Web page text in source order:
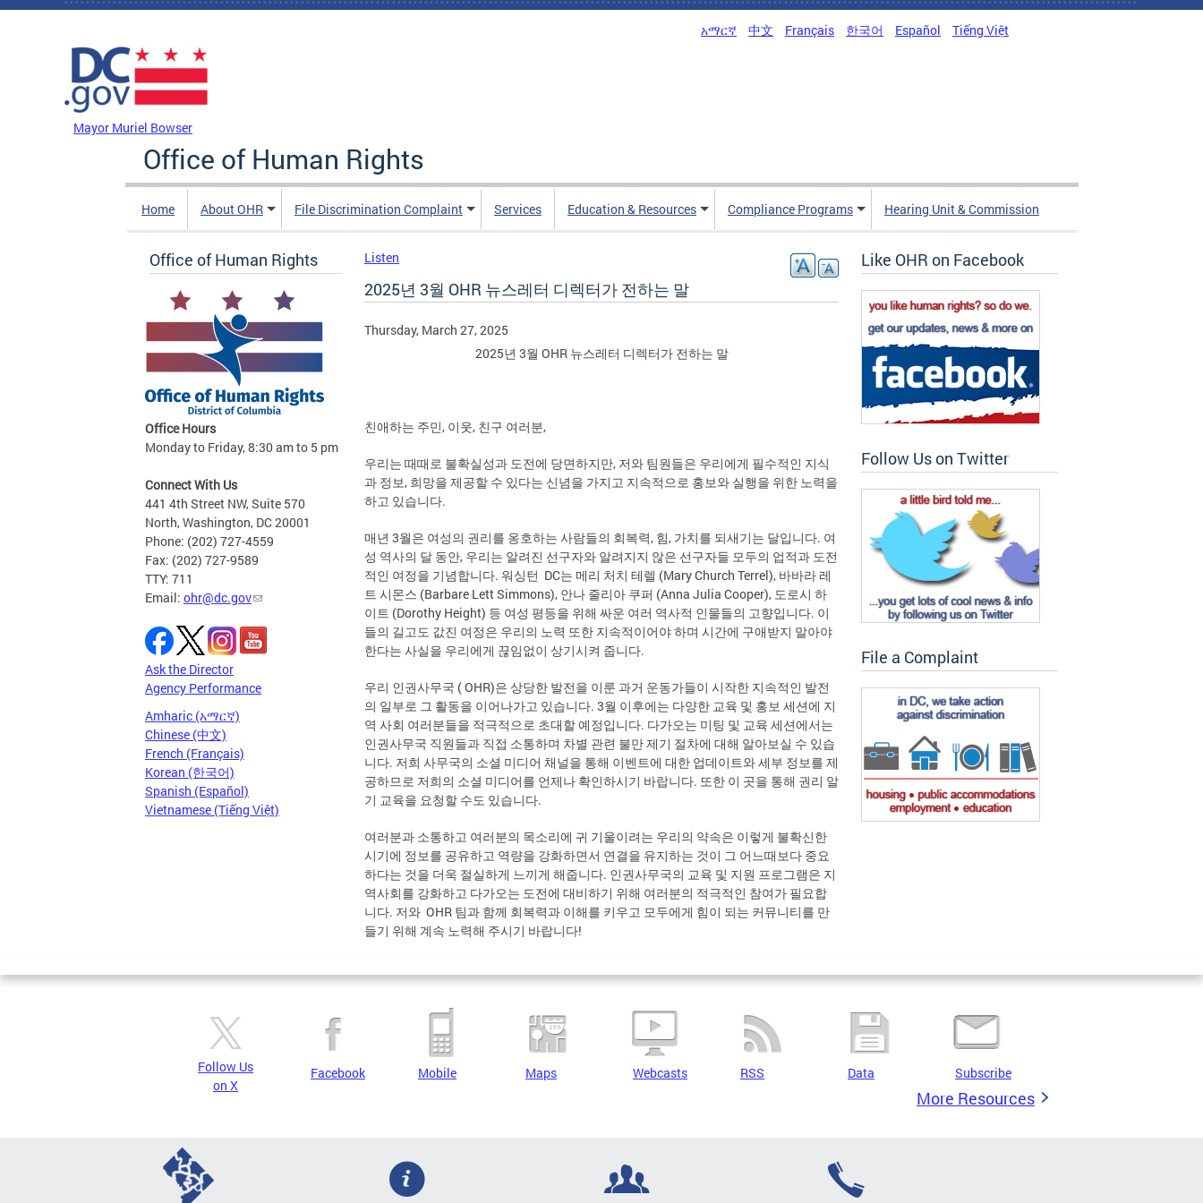
Skip to main content
አማርኛ 中文 Français 한국어 Español Tiếng Việt
Mayor Muriel Bowser
Office of Human Rights
Home About OHR File Discrimination Complaint Services Education & Resources Compliance Programs Hearing Unit & Commission
Office of Human Rights
Office Hours
Monday to Friday, 8:30 am to 5 pm
Connect With Us
441 4th Street NW, Suite 570
North, Washington, DC 20001
Phone: (202) 727-4559
Fax: (202) 727-9589
TTY: 711
Email: ohr@dc.gov
Ask the Director
Agency Performance
Amharic (አማርኛ)
Chinese (中文)
French (Français)
Korean (한국어)
Spanish (Español)
Vietnamese (Tiếng Việt)
Listen
2025년 3월 OHR 뉴스레터 디렉터가 전하는 말
Thursday, March 27, 2025
2025년 3월 OHR 뉴스레터 디렉터가 전하는 말
친애하는 주민, 이웃, 친구 여러분,
우리는 때때로 불확실성과 도전에 당면하지만, 저와 팀원들은 우리에게 필수적인 지식
과 정보, 희망을 제공할 수 있다는 신념을 가지고 지속적으로 홍보와 실행을 위한 노력을
하고 있습니다.
매년 3월은 여성의 권리를 옹호하는 사람들의 회복력, 힘, 가치를 되새기는 달입니다. 여
성 역사의 달 동안, 우리는 알려진 선구자와 알려지지 않은 선구자들 모두의 업적과 도전
적인 여정을 기념합니다. 워싱턴 DC는 메리 처치 테렐 (Mary Church Terrel), 바바라 레
트 시몬스 (Barbare Lett Simmons), 안나 줄리아 쿠퍼 (Anna Julia Cooper), 도로시 하
이트 (Dorothy Height) 등 여성 평등을 위해 싸운 여러 역사적 인물들의 고향입니다. 이
들의 길고도 값진 여정은 우리의 노력 또한 지속적이어야 하며 시간에 구애받지 말아야
한다는 사실을 우리에게 끊임없이 상기시켜 줍니다.
우리 인권사무국 ( OHR)은 상당한 발전을 이룬 과거 운동가들이 시작한 지속적인 발전
의 일부로 그 활동을 이어나가고 있습니다. 3월 이후에는 다양한 교육 및 홍보 세션에 지
역 사회 여러분들을 적극적으로 초대할 예정입니다. 다가오는 미팅 및 교육 세션에서는
인권사무국 직원들과 직접 소통하며 차별 관련 불만 제기 절차에 대해 알아보실 수 있습
니다. 저희 사무국의 소셜 미디어 채널을 통해 이벤트에 대한 업데이트와 세부 정보를 제
공하므로 저희의 소셜 미디어를 언제나 확인하시기 바랍니다. 또한 이 곳을 통해 권리 알
기 교육을 요청할 수도 있습니다.
여러분과 소통하고 여러분의 목소리에 귀 기울이려는 우리의 약속은 이렇게 불확신한
시기에 정보를 공유하고 역량을 강화하면서 연결을 유지하는 것이 그 어느때보다 중요
하다는 것을 더욱 절실하게 느끼게 해줍니다. 인권사무국의 교육 및 지원 프로그램은 지
역사회를 강화하고 다가오는 도전에 대비하기 위해 여러분의 적극적인 참여가 필요합
니다. 저와 OHR 팀과 함께 회복력과 이해를 키우고 모두에게 힘이 되는 커뮤니티를 만
들기 위해 계속 노력해 주시기 바랍니다!
Like OHR on Facebook
Follow Us on Twitter
File a Complaint
Follow Us
on X
Facebook Mobile Maps Webcasts RSS Data Subscribe
More Resources